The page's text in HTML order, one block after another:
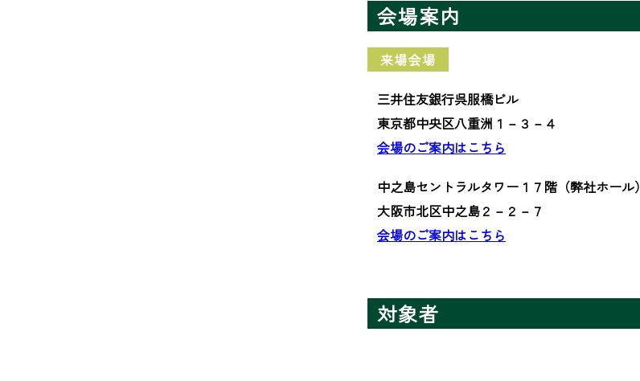
会場案内
来場会場
三井住友銀行呉服橋ビル
東京都中央区八重洲１－３－４
会場のご案内はこちら
中之島セントラルタワー１７階（弊社ホール）
大阪市北区中之島２－２－７
会場のご案内はこちら
対象者